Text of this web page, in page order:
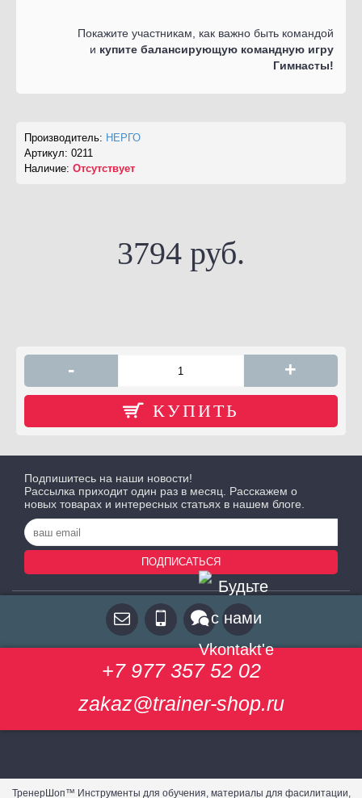
Покажите участникам, как важно быть командой
и купите балансирующую командную игру
Гимнасты!
Производитель: НЕРГО
Артикул: 0211
Наличие: Отсутствует
3794 руб.
- +
КУПИТЬ
Подпишитесь на наши новости!
Рассылка приходит один раз в месяц. Расскажем о
новых товарах и интересных статьях в нашем блоге.
ПОДПИСАТЬСЯ
+7 977 357 52 02
zakaz@trainer-shop.ru
ТренерШоп™ Инструменты для обучения, материалы для фасилитации,